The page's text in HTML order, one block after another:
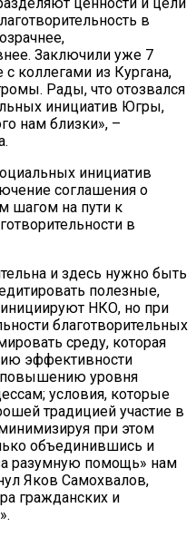
в
Заключили уже 7
коллегами из Кургана,
Рады, что отозвался
инициатив Югры,
нам близки», –
инициатив
соглашения о
шагом на пути к
в
и здесь нужно быть
полезные,
НКО, но при
благотворительных
среду, которая
эффективности
уровня
условия, которые
традицией участие в
при этом
объединившись и
разумную помощь» нам
Яков Самохвалов,
гражданских и